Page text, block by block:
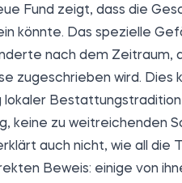
Fund zeigt, dass die
könnte. Das spezielle
nach dem Zeitraum,
zugeschrieben wird.
lokaler
keine zu weitreichenden
auch nicht, wie all
Beweis: einige von